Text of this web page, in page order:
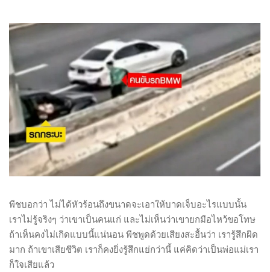
พีชบอกว่า ไม่ได้หัวร้อนถึงขนาดจะเอาให้บาดเจ็บอะไรแบบนั้น
เราไม่รู้จริงๆ ว่าเขาเป็นคนแก่ และไม่เห็นว่าเขายกมือไหว้ขอโทษ
ถ้าเห็นคงไม่เกิดแบบนี้แน่นอน พีชพูดด้วยเสียงสะอื้นว่า เรารู้สึกผิด
มาก ถ้าเขาเสียชีวิต เราก็คงยิ่งรู้สึกแย่กว่านี้ แค่คิดว่าเป็นพ่อแม่เรา
ก็ใจเสียแล้ว